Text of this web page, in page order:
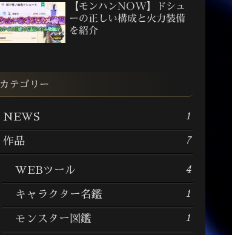
【モンハンNOW】ドシュ
ーの正しい構成と火力装備
を紹介
カテゴリー
NEWS 1
作品 7
WEBツール 4
キャラクター名鑑 1
モンスター図鑑 1